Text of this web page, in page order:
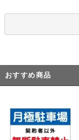
おすすめ商品